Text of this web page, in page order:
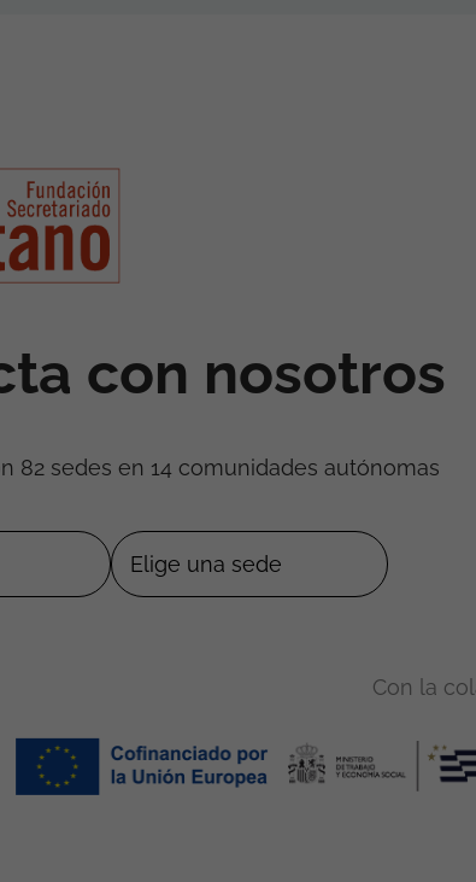
con nosotros
82 sedes en 14 comunidades autónomas
Con la